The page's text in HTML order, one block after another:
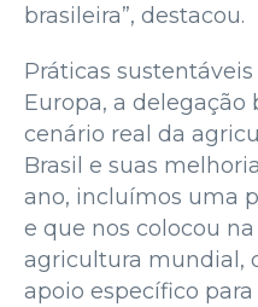
brasileira”, destacou.
Práticas
Europa, a delegação
cenário real da
Brasil e suas
ano, incluímos uma
e que nos colocou
agricultura mundial,
apoio específico